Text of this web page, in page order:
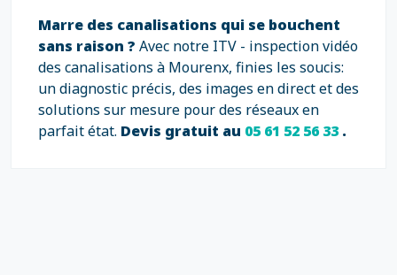
Marre des canalisations qui se bouchent
sans raison ? Avec notre ITV - inspection vidéo
des canalisations à Mourenx, finies les soucis:
un diagnostic précis, des images en direct et des
solutions sur mesure pour des réseaux en
parfait état. Devis gratuit au 05 61 52 56 33 .